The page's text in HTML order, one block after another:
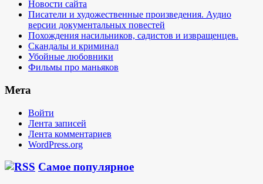
Новости сайта
Писатели и художественные произведения. Аудио
версии документальных повестей
Похождения насильников, садистов и извращенцев.
Скандалы и криминал
Убойные любовники
Фильмы про маньяков
Мета
Войти
Лента записей
Лента комментариев
WordPress.org
Самое популярное